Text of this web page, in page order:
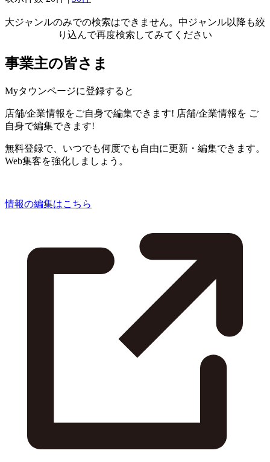
大ジャンルのみでの検索はできません。中ジャンル以降も絞
り込んで再度検索してみてください
事業主の皆さま
Myタウンページに登録すると
店舗/企業情報をご自身で編集できます! 店舗/企業情報を ご
自身で編集できます!
無料登録で、いつでも何度でも自由に更新・編集できます。
Web集客を強化しましょう。
情報の編集はこちら